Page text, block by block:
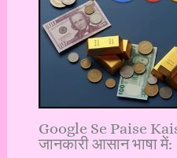
Google Se Paise
जानकारी आसान भाषा में: